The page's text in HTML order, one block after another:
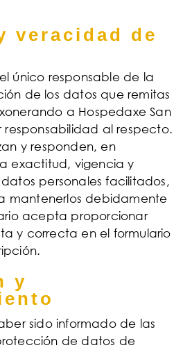
veracidad de
único responsable de la
de los datos que remitas
a Hospedaxe San
responsabilidad al respecto.
y responden, en
exactitud, vigencia y
personales facilitados,
mantenerlos debidamente
acepta proporcionar
y correcta en el formulario
y
sido informado de las
de datos de